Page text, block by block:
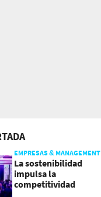
EMPRESAS & MANAGEMENT
La sostenibilidad
impulsa la
competitividad